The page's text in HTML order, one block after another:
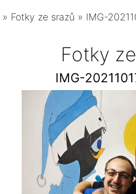
» Fotky ze srazů » IMG-
Fotky
IMG-